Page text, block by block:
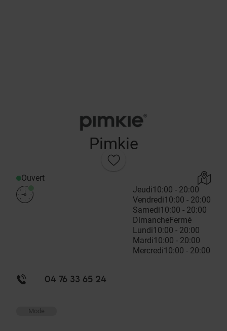
Pimkie
Ouvert
Jeudi10:00 - 20:00
Vendredi10:00 - 20:00
Samedi10:00 - 20:00
DimancheFermé
Lundi10:00 - 20:00
Mardi10:00 - 20:00
Mercredi10:00 - 20:00
04 76 33 65 24
Mode